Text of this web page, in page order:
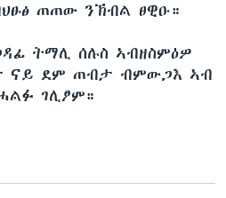
ጠጠው ንኽብል ፀዊዑ።
ትማሊ ሰሉስ ኣብዘስምዕዎ
ናይ ደም ጠብታ ብምውጋእ ኣብ
ገሊፆም።